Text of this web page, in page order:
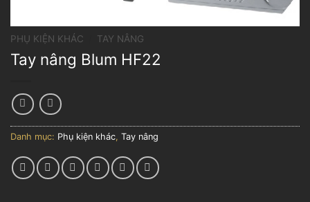
PHỤ KIỆN KHÁC TAY NÂNG
Tay nâng Blum HF22
Danh mục: Phụ kiện khác, Tay nâng